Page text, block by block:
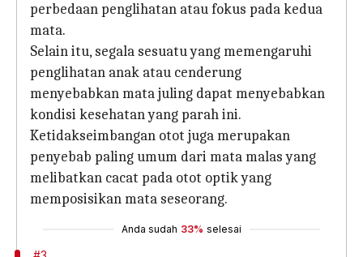
perbedaan penglihatan atau fokus pada kedua
mata.
Selain itu, segala sesuatu yang memengaruhi
penglihatan anak atau cenderung
menyebabkan mata juling dapat menyebabkan
kondisi kesehatan yang parah ini.
Ketidakseimbangan otot juga merupakan
penyebab paling umum dari mata malas yang
melibatkan cacat pada otot optik yang
memposisikan mata seseorang.
Anda sudah 33% selesai